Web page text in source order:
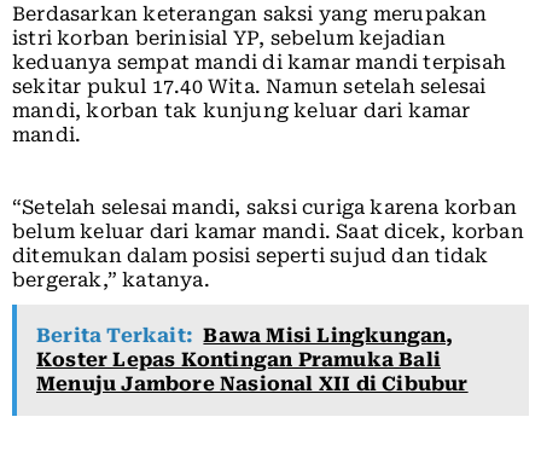
Berdasarkan keterangan saksi yang merupakan
istri korban berinisial YP, sebelum kejadian
keduanya sempat mandi di kamar mandi terpisah
sekitar pukul 17.40 Wita. Namun setelah selesai
mandi, korban tak kunjung keluar dari kamar
mandi.
“Setelah selesai mandi, saksi curiga karena korban
belum keluar dari kamar mandi. Saat dicek, korban
ditemukan dalam posisi seperti sujud dan tidak
bergerak,” katanya.
Berita Terkait: Bawa Misi Lingkungan,
Koster Lepas Kontingan Pramuka Bali
Menuju Jambore Nasional XII di Cibubur